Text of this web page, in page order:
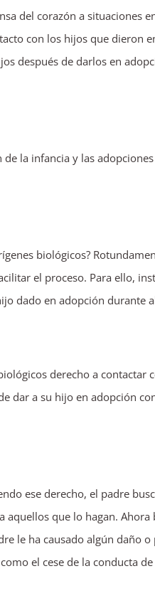
del corazón a situaciones
con los hijos que dieron
después de darlos en
la infancia y las
biológicos?
el proceso. Para ello,
dado en adopción durante
derecho a
dar a su hijo en adopción
ese derecho, el padre
que lo hagan.
le ha causado algún daño
el cese de la conducta